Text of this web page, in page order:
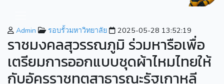
Admin รอบรั้วมหาวิทยาลัย 2025-05-28 13:52:19
ราชมงคลสุวรรณภูมิ ร่วมหารือเพื่อ
เตรียมการออกแบบชุดผ้าไหมไทยให้
กับอัครราชทูตสาธารณะรัฐเกาหลี